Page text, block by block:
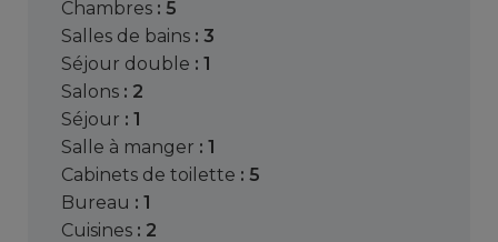
chambres : 5
salles de bains : 3
séjour double : 1
salons : 2
séjour : 1
salle à manger : 1
cabinets de toilette : 5
bureau : 1
cuisines : 2